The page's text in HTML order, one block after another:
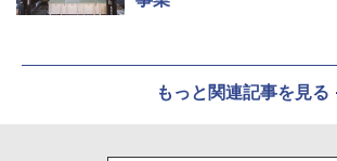
もっと関連記事を見る